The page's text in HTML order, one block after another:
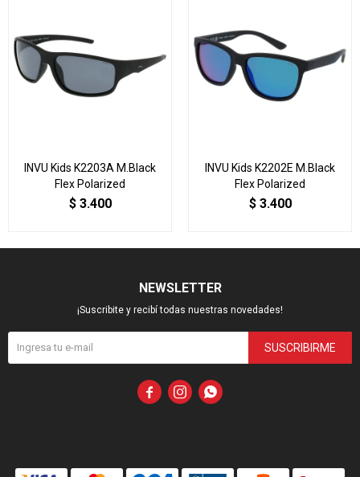
INVU Kids K2203A M.Black
Flex Polarized
$ 3.400
INVU Kids K2202E M.Black
Flex Polarized
$ 3.400
NEWSLETTER
¡Suscribite y recibí todas nuestras novedades!
SUSCRIBIRME
  